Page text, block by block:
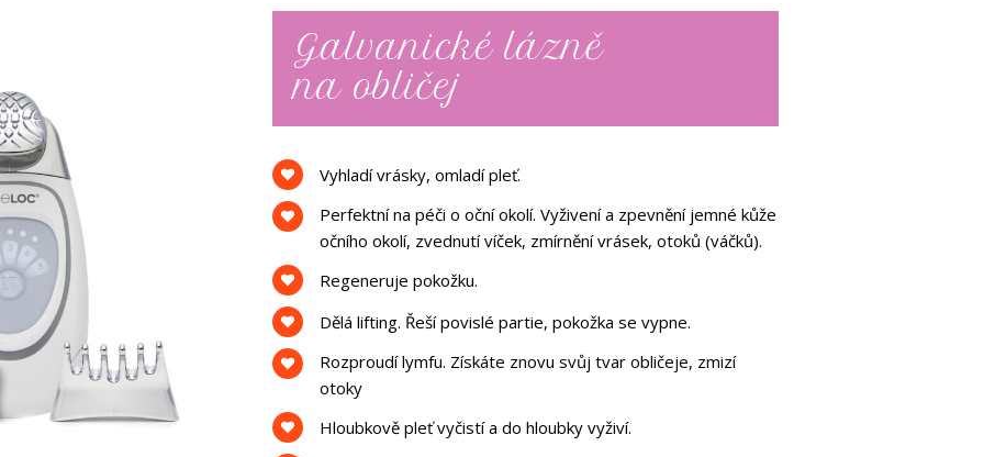
Galvanické lázně
na obličej
Vyhladí vrásky, omladí pleť.
Perfektní na péči o oční okolí. Vyživení a zpevnění jemné kůže
očního okolí, zvednutí víček, zmírnění vrásek, otoků (váčků).
Regeneruje pokožku.
Dělá lifting. Řeší povislé partie, pokožka se vypne.
Rozproudí lymfu. Získáte znovu svůj tvar obličeje, zmizí
otoky
Hloubkově pleť vyčistí a do hloubky vyživí.